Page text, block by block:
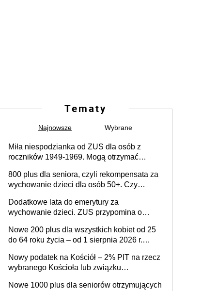
Tematy
Najnowsze Wybrane
Miła niespodzianka od ZUS dla osób z
roczników 1949-1969. Mogą otrzymać
800 plus dla seniora, czyli rekompensata za
wychowanie dzieci dla osób 50+. Czy
wejdzie w życie?
Dodatkowe lata do emerytury za
wychowanie dzieci. ZUS przypomina o
Nowe 200 plus dla wszystkich kobiet od 25
do 64 roku życia – od 1 sierpnia 2026 r.
programu rządowego
Nowy podatek na Kościół – 2% PIT na rzecz
wybranego Kościoła lub związku
nad zmianami w systemie finansowania
Nowe 1000 plus dla seniorów otrzymujących